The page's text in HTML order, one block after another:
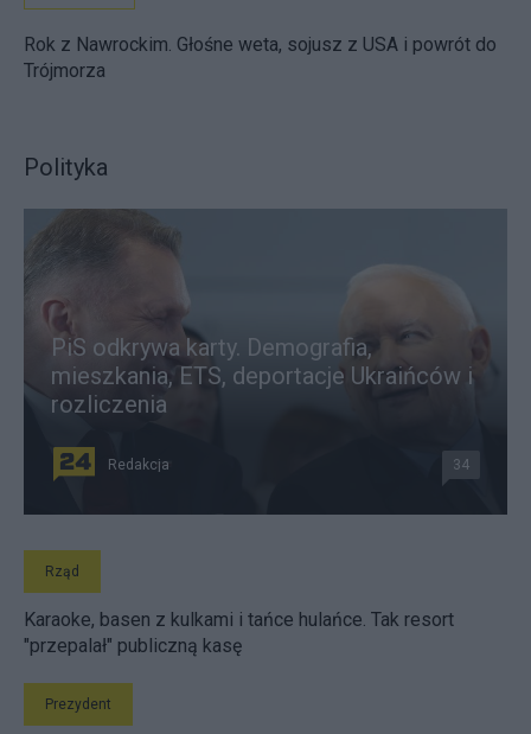
Rok z Nawrockim. Głośne weta, sojusz z USA i powrót do
Trójmorza
Polityka
PiS odkrywa karty. Demografia,
mieszkania, ETS, deportacje Ukraińców i
rozliczenia
Redakcja 34
Rząd
Karaoke, basen z kulkami i tańce hulańce. Tak resort
"przepalał" publiczną kasę
Prezydent